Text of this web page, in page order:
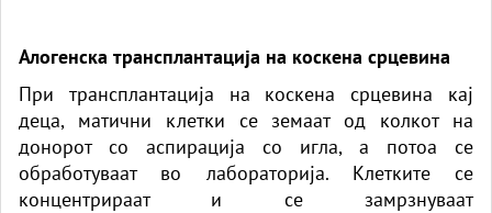
Алогенска трансплантација на коскена срцевина
При трансплантација на коскена срцевина кај
деца, матични клетки се земаат од колкот на
донорот со аспирација со игла, а потоа се
обработуваат во лабораторија. Клетките се
концентрираат и се замрзнуваат